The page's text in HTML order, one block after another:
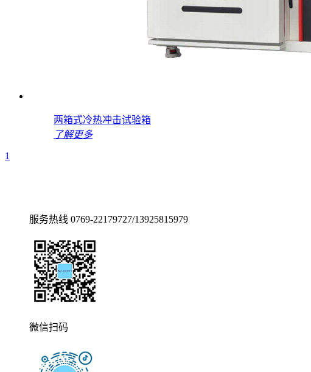
两箱式冷热冲击试验箱
了解更多
1
服务热线 0769-22179727/13925815979
微信扫码